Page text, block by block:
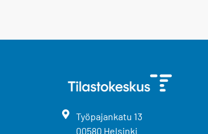
Työpajankatu 13
00580 Helsinki